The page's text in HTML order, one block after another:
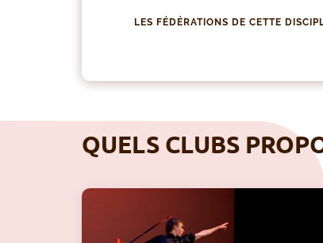
LES FÉDÉRATIONS DE CETTE
QUELS CLUBS